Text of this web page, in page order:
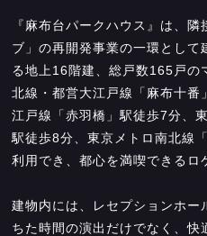
『麻布台パークハウス』は、
ブ」の再開発事業の一環として
る地上16階建、総戸数165戸の
北線・都営大江戸線「麻布十
江戸線「赤羽橋」駅徒歩7分、
駅徒歩8分、東京メトロ南北線
利用でき、都心を満喫できるロ
建物内には、レセプションホ
ちた時間の演出だけでなく、快